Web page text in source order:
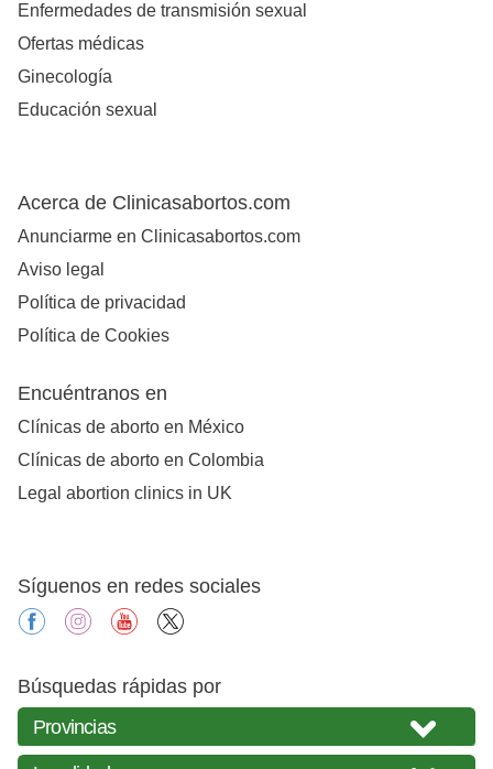
Enfermedades de transmisión sexual
Ofertas médicas
Ginecología
Educación sexual
Acerca de Clinicasabortos.com
Anunciarme en Clinicasabortos.com
Aviso legal
Política de privacidad
Política de Cookies
Encuéntranos en
Clínicas de aborto en México
Clínicas de aborto en Colombia
Legal abortion clinics in UK
Síguenos en redes sociales
facebookinstagramyoutube
Búsquedas rápidas por